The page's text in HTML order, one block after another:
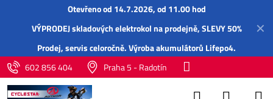
✕
Otevřeno od 14.7.2026, od 11.00 hod
VÝPRODEJ skladových elektrokol na prodejně, SLEVY 50%
Prodej,servisceloročně.Výroba akumulátorů Lifepo4.
602 856 404
Praha 5 - Radotín